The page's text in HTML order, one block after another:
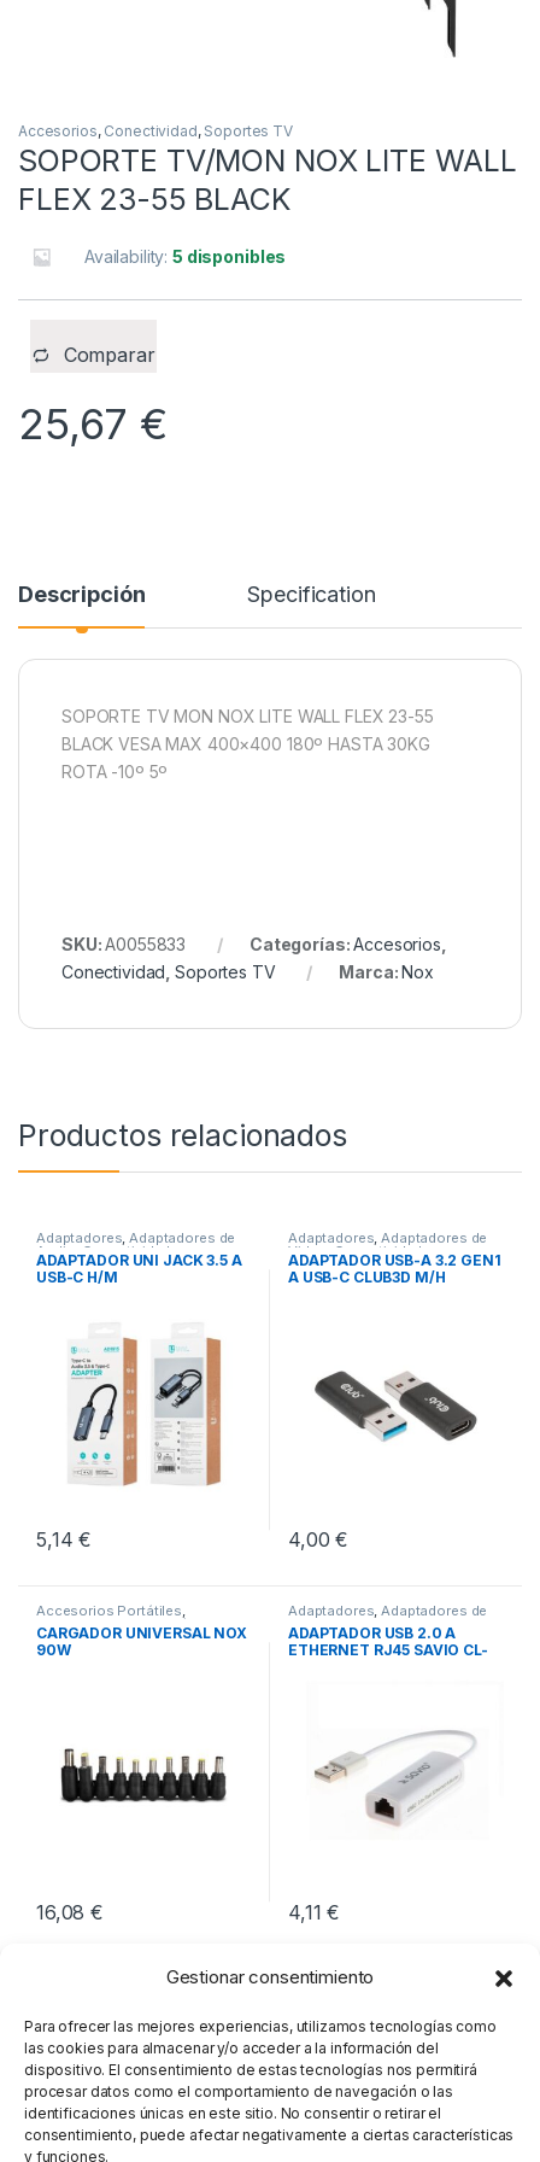
Gestionar consentimiento
Para ofrecer las mejores experiencias, utilizamos tecnologías como
las cookies para almacenar y/o acceder a la información del
dispositivo. El consentimiento de estas tecnologías nos permitirá
procesar datos como el comportamiento de navegación o las
identificaciones únicas en este sitio. No consentir o retirar el
consentimiento, puede afectar negativamente a ciertas características
y funciones.
Accesorios, Conectividad, Soportes TV
SOPORTE TV/MON NOX LITE WALL
FLEX 23-55 BLACK
Availability:5 disponibles
Comparar
25,67 €
Descripción Specification
SOPORTE TV MON NOX LITE WALL FLEX 23-55
BLACK VESA MAX 400×400 180º HASTA 30KG
ROTA -10º 5º
SKU:A0055833 Categorías:Accesorios
Conectividad ,Soportes TV Marca:Nox
Productos relacionados
Adaptadores,Adaptadores de
Audio,Conectividad
ADAPTADOR UNI JACK 3.5 A
USB-C H/M
5,14€
Adaptadores,Adaptadores de
Video,Conectividad
ADAPTADOR USB-A 3.2 GEN1
A USB-C CLUB3D M/H
4,00€
Accesorios Portátiles,
Cargadores para Portátiles,
Conectividad
CARGADOR UNIVERSAL NOX
90W
16,08€
Adaptadores,Adaptadores de
Red,Conectividad
ADAPTADOR USB 2.0 A
ETHERNET RJ45 SAVIO CL-
4,11€